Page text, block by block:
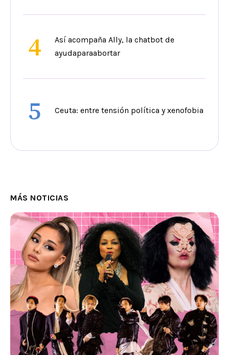
4
Así acompaña Ally, la chatbot de
ayudaparaabortar
5 Ceuta: entre tensión política y xenofobia
MÁS NOTICIAS